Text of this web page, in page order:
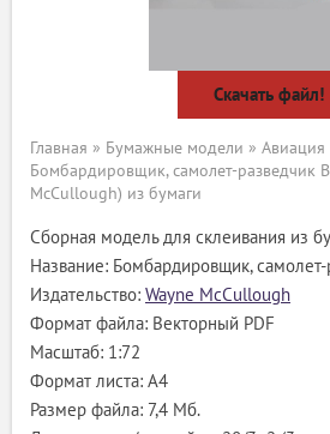
Скачать файл!
Главная » Бумажные модели » Авиация
Бомбардировщик, самолет-разведчик
McCullough) из бумаги
Сборная модель для склеивания из
Название: Бомбардировщик,
Издательство: Wayne McCullough
Формат файла: Векторный PDF
Масштаб: 1:72
Формат листа: A4
Размер файла: 7,4 Мб.